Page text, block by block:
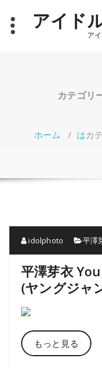
アイド
ア
カテゴリ
ホーム / はカ
idolphoto 平澤
平澤芽衣
(ヤングジャ
もっと見る